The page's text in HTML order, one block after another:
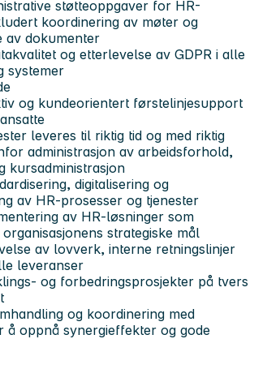
støtteoppgaver for HR-
koordinering av møter og
av dokumenter
og etterlevelse av GDPR i alle
systemer
og kundeorientert førstelinjesupport
leveres til riktig tid og med riktig
administrasjon av arbeidsforhold,
kursadministrasjon
digitalisering og
av HR-prosesser og tjenester
av HR-løsninger som
strategiske mål
av lovverk, interne retningslinjer
leveranser
og forbedringsprosjekter på tvers
og koordinering med
å oppnå synergieffekter og gode